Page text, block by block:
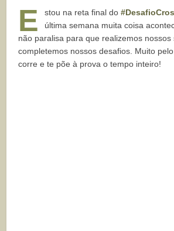
E stou na reta final do
última semana muita coisa
não paralisa para que realizemos nossos
completemos nossos desafios. Muito
corre e te põe à prova o tempo inteiro!